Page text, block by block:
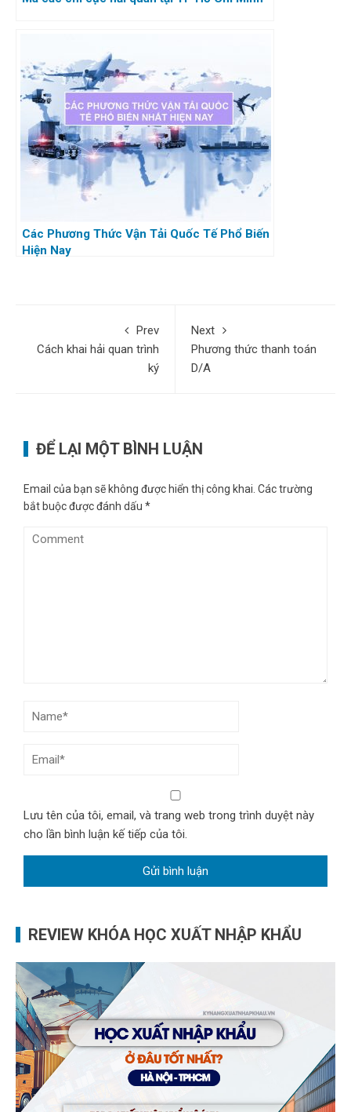
Các Phương Thức Vận Tải Quốc Tế Phổ Biến
Hiện Nay
Prev
Cách khai hải quan trình
ký
Next
Phương thức thanh toán
D/A
ĐỂ LẠI MỘT BÌNH LUẬN
Email của bạn sẽ không được hiển thị công khai. Các trường
bắt buộc được đánh dấu *
Lưu tên của tôi, email, và trang web trong trình duyệt này
cho lần bình luận kế tiếp của tôi.
REVIEW KHÓA HỌC XUẤT NHẬP KHẨU